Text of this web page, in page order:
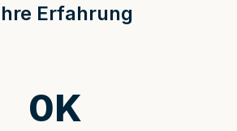
Erfahrung
0K